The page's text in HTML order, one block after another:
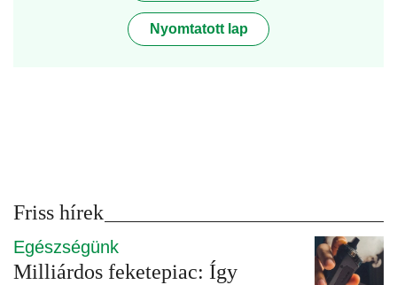
Nyomtatott lap
Friss hírek
Egészségünk
Milliárdos feketepiac: Így